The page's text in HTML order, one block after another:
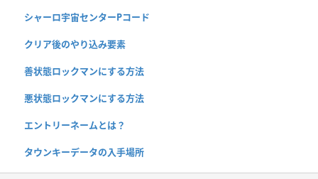
シャーロ宇宙センターPコード
クリア後のやり込み要素
善状態ロックマンにする方法
悪状態ロックマンにする方法
エントリーネームとは？
タウンキーデータの入手場所